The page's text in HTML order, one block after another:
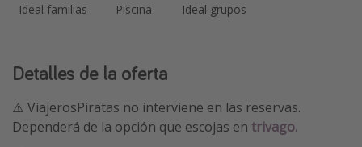
Ideal familias Piscina Ideal grupos
Detalles de la oferta
⚠️ ViajerosPiratas no interviene en las reservas.
Dependerá de la opción que escojas en trivago.